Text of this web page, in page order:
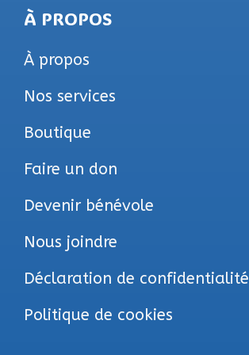
À PROPOS
À propos
Nos services
Boutique
Faire un don
Devenir bénévole
Nous joindre
Déclaration de confidentialité
Politique de cookies